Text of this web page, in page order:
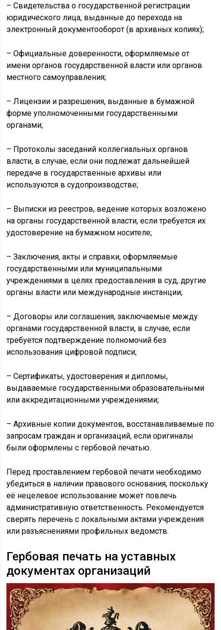
– Свидетельства о государственной регистрации
юридического лица, выданные до перехода на
электронный документооборот (в архивных копиях);
– Официальные доверенности, оформляемые от
имени органов государственной власти или органов
местного самоуправления;
– Лицензии и разрешения, выданные в бумажной
форме уполномоченными государственными
органами;
– Протоколы заседаний коллегиальных органов
власти, в случае, если они подлежат дальнейшей
передаче в государственные архивы или
используются в судопроизводстве;
– Выписки из реестров, ведение которых возложено
на органы государственной власти, если требуется их
удостоверение на бумажном носителе;
– Заключения, акты и справки, оформляемые
государственными или муниципальными
учреждениями в целях предоставления в суд, другие
органы власти или международные инстанции;
– Договоры или соглашения, заключаемые между
органами государственной власти, в случае, если
требуется подтверждение полномочий без
использования цифровой подписи;
– Сертификаты, удостоверения и дипломы,
выдаваемые государственными образовательными
или аккредитационными учреждениями;
– Архивные копии документов, восстанавливаемые по
запросам граждан и организаций, если оригиналы
были оформлены с гербовой печатью.
Перед проставлением гербовой печати необходимо
убедиться в наличии правового основания, поскольку
её нецелевое использование может повлечь
административную ответственность. Рекомендуется
сверять перечень с локальными актами учреждения
или разъяснениями профильных ведомств.
Гербовая печать на уставных
документах организаций